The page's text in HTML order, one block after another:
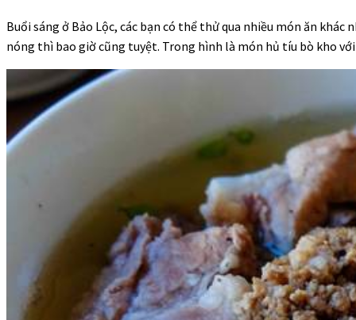
Buổi sáng ở Bảo Lộc, các bạn có thể thử qua nhiều món ăn
nóng thì bao giờ cũng tuyệt. Trong hình là món hủ tíu bò kho